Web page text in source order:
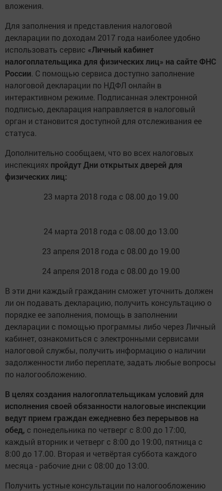
вложения.
Для заполнения и представления налоговой
декларации по доходам 2017 года наиболее удобно
использовать сервис «Личный кабинет
налогоплательщика для физических лиц» на сайте ФНС
России. С помощью сервиса доступно заполнение
налоговой декларации по НДФЛ онлайн в
интерактивном режиме. Подписанная электронной
подписью, декларация направляется в налоговый
орган и становится доступной для отслеживания ее
статуса.
Дополнительно сообщаем, что во всех налоговых
инспекциях пройдут Дни открытых дверей для
физических лиц:
23 марта 2018 года с 08.00 до 19.00
24 марта 2018 года с 08.00 до 13.00
23 апреля 2018 года с 08.00 до 19.00
24 апреля 2018 года с 08.00 до 19.00
В эти дни каждый гражданин сможет уточнить должен
ли он подавать декларацию, получить консультацию о
порядке ее заполнения, помощь в заполнении
декларации с помощью программы либо через Личный
кабинет, ознакомиться с электронными сервисами
налоговой службы, получить информацию о наличии
задолженности либо переплате, задать любые вопросы
по налогообложению.
В целях создания налогоплательщикам условий для
исполнения своей обязанности налоговые инспекции
ведут прием граждан ежедневно без перерывов на
обед, с понедельника по четверг c 8:00 до 17:00,
каждый вторник и четверг с 8:00 до 19:00, пятница с
8:00 до 17.00. Вторая и четвёртая суббота каждого
месяца - рабочие дни с 08:00 до 13:00.
Получить устные консультации по налогообложению